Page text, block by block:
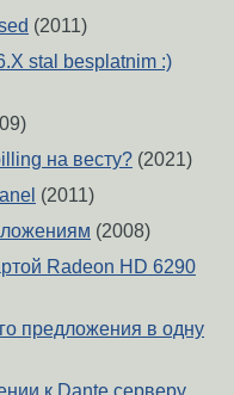
(2011)
stal besplatnim :)
на весту? (2021)
(2011)
(2008)
Radeon HD 6290
предложения в одну
к Dante серверу